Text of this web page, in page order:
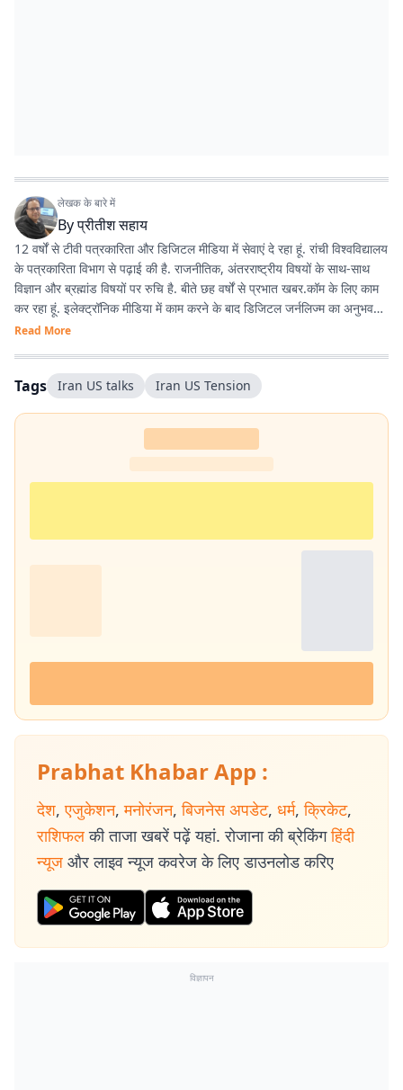
लेखक के बारे में
Byप्रीतीश सहाय
12 वर्षों से टीवी पत्रकारिता और डिजिटल मीडिया में सेवाएं दे रहा हूं. रांची विश्वविद्यालय
के पत्रकारिता विभाग से पढ़ाई की है. राजनीतिक, अंतरराष्ट्रीय विषयों के साथ-साथ
विज्ञान और ब्रह्मांड विषयों पर रुचि है. बीते छह वर्षों से प्रभात खबर.कॉम के लिए काम
कर रहा हूं. इलेक्ट्रॉनिक मीडिया में काम करने के बाद डिजिटल जर्नलिज्म का अनुभव
काफी अच्छा रहा है.
Read More
Tags Iran US talks Iran US Tension
Prabhat Khabar App :
देश, एजुकेशन, मनोरंजन, बिजनेस अपडेट, धर्म, क्रिकेट,
राशिफल की ताजा खबरें पढ़ें यहां. रोजाना की ब्रेकिंग हिंदी
न्यूज और लाइव न्यूज कवरेज के लिए डाउनलोड करिए
विज्ञापन